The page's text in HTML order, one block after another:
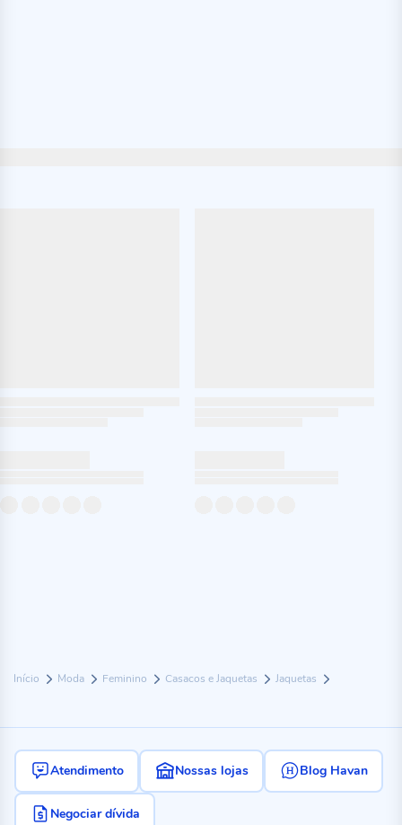
Início Moda Feminino Casacos e Jaquetas Jaquetas
Atendimento Nossas lojas Blog Havan
Negociar dívida